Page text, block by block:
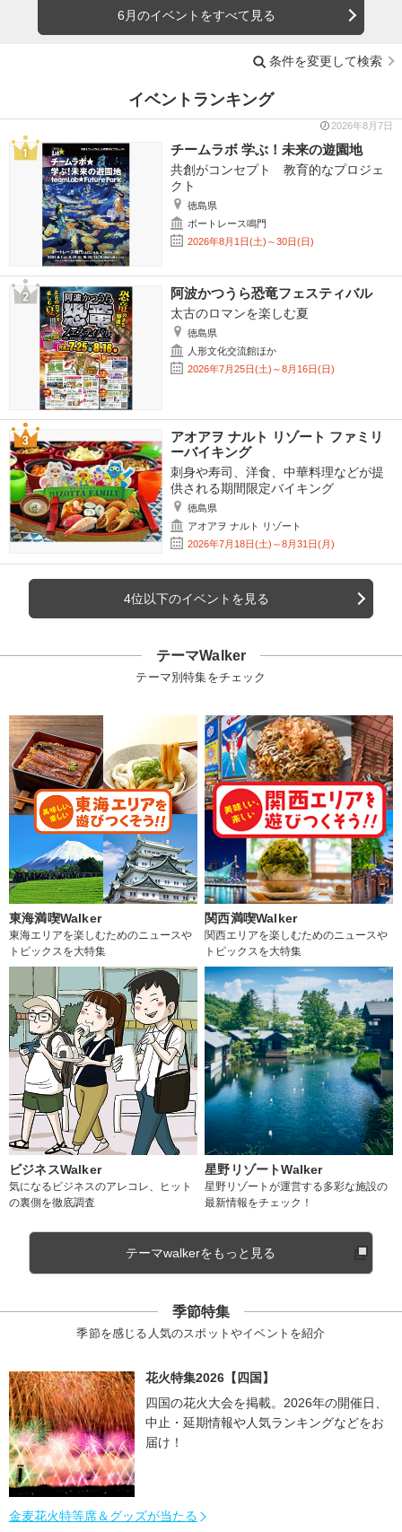
6月のイベントをすべて見る
条件を変更して検索
イベントランキング
2026年8月7日
チームラボ 学ぶ！未来の遊園地
共創がコンセプト 教育的なプロジェ
クト
徳島県
ボートレース鳴門
2026年8月1日(土)～30日(日)
阿波かつうら恐竜フェスティバル
太古のロマンを楽しむ夏
徳島県
人形文化交流館ほか
2026年7月25日(土)～8月16日(日)
アオアヲ ナルト リゾート ファミリ
ーバイキング
刺身や寿司、洋食、中華料理などが提
供される期間限定バイキング
徳島県
アオアヲ ナルト リゾート
2026年7月18日(土)～8月31日(月)
4位以下のイベントを見る
テーマWalker
テーマ別特集をチェック
東海満喫Walker
東海エリアを楽しむためのニュースや
トピックスを大特集
関西満喫Walker
関西エリアを楽しむためのニュースや
トピックスを大特集
ビジネスWalker
気になるビジネスのアレコレ、ヒット
の裏側を徹底調査
星野リゾートWalker
星野リゾートが運営する多彩な施設の
最新情報をチェック！
テーマwalkerをもっと見る
季節特集
季節を感じる人気のスポットやイベントを紹介
花火特集2026【四国】
四国の花火大会を掲載。2026年の開催日、
中止・延期情報や人気ランキングなどをお
届け！
金麦花火特等席＆グッズが当たる